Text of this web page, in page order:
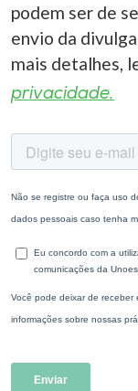
podem ser de
envio da
mais detalhes,
privacidade.